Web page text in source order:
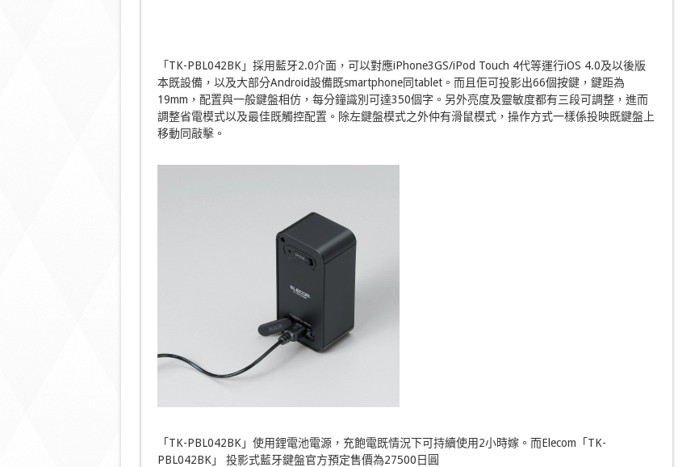
「TK-PBL042BK」採用藍牙2.0介面，可以對應iPhone3GS/iPod Touch 4代等運行iOS 4.0及以後版
本既設備，以及大部分Android設備既smartphone同tablet。而且佢可投影出66個按鍵，鍵距為
19mm，配置與一般鍵盤相仿，每分鐘識別可達350個字。另外亮度及靈敏度都有三段可調整，進而
調整省電模式以及最佳既觸控配置。除左鍵盤模式之外仲有滑鼠模式，操作方式一樣係投映既鍵盤上
移動同敲擊。
「TK-PBL042BK」使用鋰電池電源，充飽電既情況下可持續使用2小時嫁。而Elecom「TK-
PBL042BK」 投影式藍牙鍵盤官方預定售價為27500日圓